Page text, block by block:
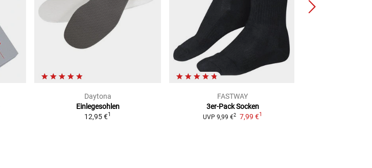
Daytona
Einlegesohlen
12,95 €1
FASTWAY
3er-Pack Socken
UVP 9,99 €2 7,99 €1